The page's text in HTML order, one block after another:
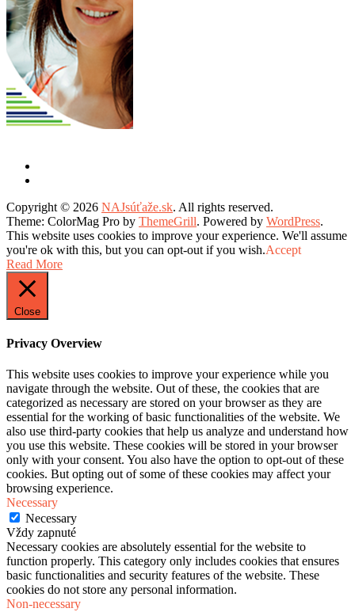
Copyright © 2026 NAJsúťaže.sk. All rights reserved.
Theme: ColorMag Pro by ThemeGrill. Powered by WordPress.
This website uses cookies to improve your experience. We'll assume
you're ok with this, but you can opt-out if you wish.Accept
Read More
Close
Privacy Overview
This website uses cookies to improve your experience while you
navigate through the website. Out of these, the cookies that are
categorized as necessary are stored on your browser as they are
essential for the working of basic functionalities of the website. We
also use third-party cookies that help us analyze and understand how
you use this website. These cookies will be stored in your browser
only with your consent. You also have the option to opt-out of these
cookies. But opting out of some of these cookies may affect your
browsing experience.
Necessary
Necessary
Vždy zapnuté
Necessary cookies are absolutely essential for the website to
function properly. This category only includes cookies that ensures
basic functionalities and security features of the website. These
cookies do not store any personal information.
Non-necessary